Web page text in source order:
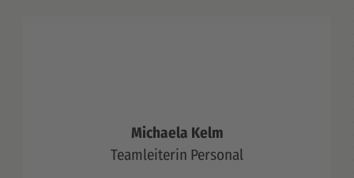
Michaela Kelm
Teamleiterin Personal